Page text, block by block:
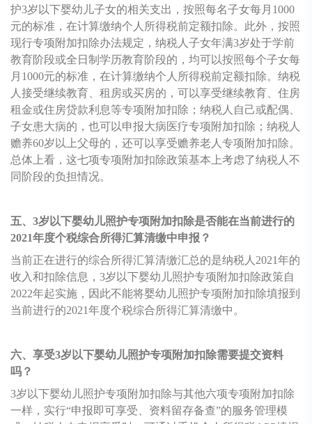
护3岁以下婴幼儿子女的相关支出，按照每名子女每月1000
元的标准，在计算缴纳个人所得税前定额扣除。此外，按照
现行专项附加扣除办法规定，纳税人子女年满3岁处于学前
教育阶段或全日制学历教育阶段的，均可以按照每个子女每
月1000元的标准，在计算缴纳个人所得税前定额扣除。纳税
人接受继续教育、租房或买房的，可以享受继续教育、住房
租金或住房贷款利息等专项附加扣除；纳税人自己或配偶、
子女患大病的，也可以申报大病医疗专项附加扣除；纳税人
赡养60岁以上父母的，还可以享受赡养老人专项附加扣除。
总体上看，这七项专项附加扣除政策基本上考虑了纳税人不
同阶段的负担情况。
五、3岁以下婴幼儿照护专项附加扣除是否能在当前进行的
2021年度个税综合所得汇算清缴中申报？
当前正在进行的综合所得汇算清缴汇总的是纳税人2021年的
收入和扣除信息，3岁以下婴幼儿照护专项附加扣除政策自
2022年起实施，因此不能将婴幼儿照护专项附加扣除填报到
当前进行的2021年度个税综合所得汇算清缴中。
六、享受3岁以下婴幼儿照护专项附加扣除需要提交资料
吗？
3岁以下婴幼儿照护专项附加扣除与其他六项专项附加扣除
一样，实行“申报即可享受、资料留存备查”的服务管理模